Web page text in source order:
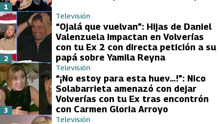
1
Televisión
“Ojalá que vuelvan”: Hijas de Daniel
Valenzuela impactan en Volverías
con tu Ex 2 con directa petición a su
papá sobre Yamila Reyna
2
Televisión
“¡No estoy para esta huev…!”: Nico
Solabarrieta amenazó con dejar
Volverías con tu Ex tras encontrón
con Carmen Gloria Arroyo
3
Televisión